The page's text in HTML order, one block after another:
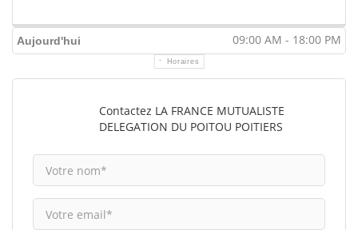
Aujourd'hui 09:00 AM - 18:00 PM
Horaires
Contactez LA FRANCE MUTUALISTE
DELEGATION DU POITOU POITIERS